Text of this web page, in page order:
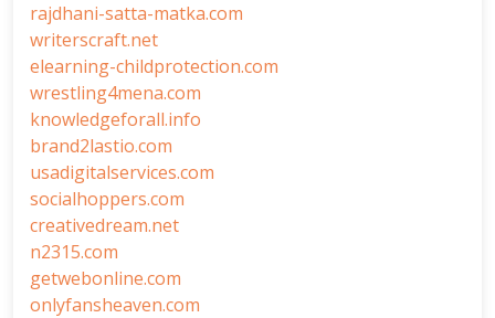
rajdhani-satta-matka.com
writerscraft.net
elearning-childprotection.com
wrestling4mena.com
knowledgeforall.info
brand2lastio.com
usadigitalservices.com
socialhoppers.com
creativedream.net
n2315.com
getwebonline.com
onlyfansheaven.com